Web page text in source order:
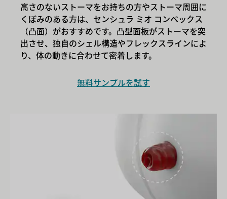
高さのないストーマをお持ちの方やストーマ周囲に
くぼみのある方は、センシュラ ミオ コンベックス
（凸面）がおすすめです。凸型面板がストーマを突
出させ、独自のシェル構造やフレックスラインによ
り、体の動きに合わせて密着します。
無料サンプルを試す